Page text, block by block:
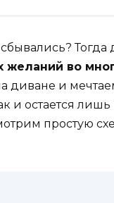
Тогда
желаний во
диване и
и остается
простую